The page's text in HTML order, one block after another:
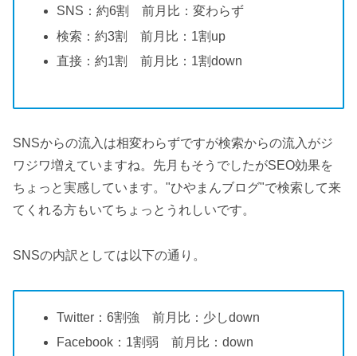
SNS：約6割 前月比：変わらず
検索：約3割 前月比：1割up
直接：約1割 前月比：1割down
SNSからの流入は相変わらずですが検索からの流入がジ
ワジワ増えていますね。先月もそうでしたがSEO効果を
ちょっと実感しています。"ひやまんブログ"で検索して来
てくれる方もいてちょっとうれしいです。
SNSの内訳としては以下の通り。
Twitter：6割強 前月比：少しdown
Facebook：1割弱 前月比：down